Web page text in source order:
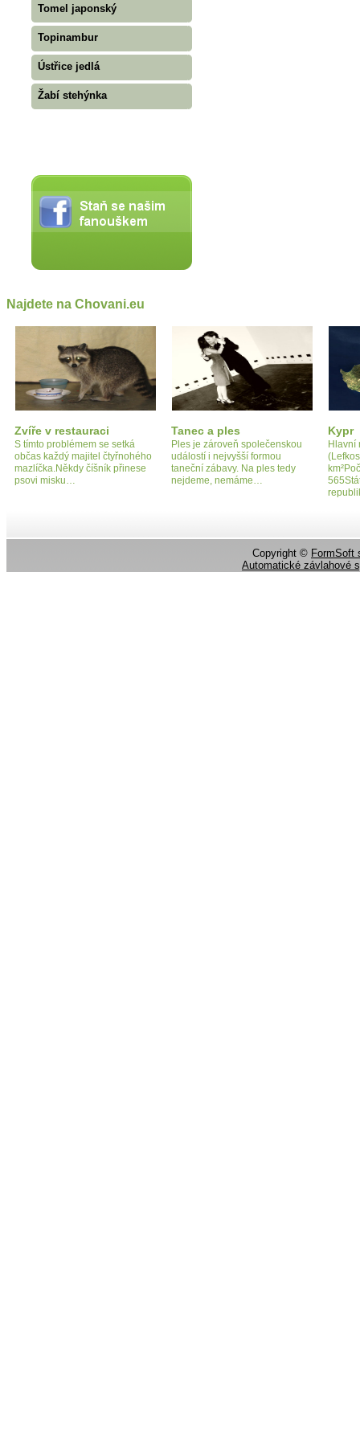
Tomel japonský
Topinambur
Ústřice jedlá
Žabí stehýnka
Najdete na Chovani.eu
Zvíře v restauraci
S tímto problémem se setká
občas každý majitel čtyřnohého
mazlíčka.Někdy číšník přinese
psovi misku…
Tanec a ples
Ples je zároveň společenskou
událostí i nejvyšší formou
taneční zábavy. Na ples tedy
nejdeme, nemáme…
Kypr
Hlavní
Copyright © FormSoft
Automatické závlahové